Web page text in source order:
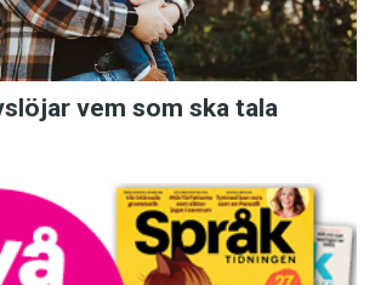
vem som ska tala